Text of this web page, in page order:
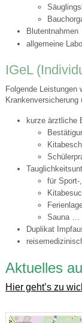
Blutentnahmen
allgemeine
IGeL
Folgende Leistungen
kurze ärztliche
für
Sauna …
Duplikat
Aktuelles
Hier geht’s zu